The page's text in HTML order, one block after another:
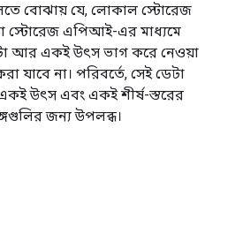
বোঝায় যে, লোকাল স্টোরেজ
স্টোরেজ এপিআই-এর মাধ্যমে
আর একই উৎস ভাগ করে নেওয়া
যাবে না। পরিবর্তে, সেই ডেটা
উৎস এবং একই শীর্ষ-স্তরের
জন্য উপলব্ধ।